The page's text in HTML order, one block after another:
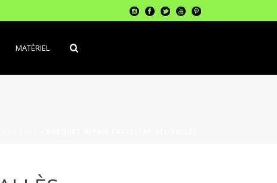
MATÉRIEL